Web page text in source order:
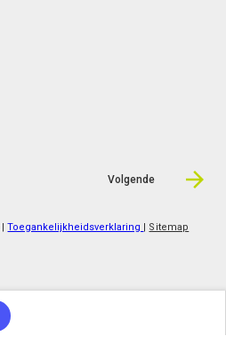
Volgende
|Toegankelijkheidsverklaring Sitemap